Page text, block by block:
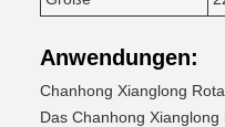
Anwendungen:
Chanhong Xianglong
Das Chanhong